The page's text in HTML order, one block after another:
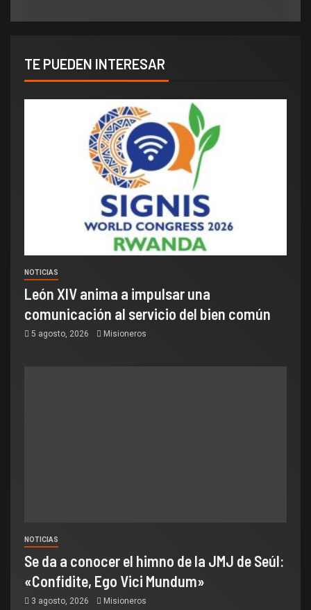
TE PUEDEN INTERESAR
NOTICIAS
León XIV anima a impulsar una
comunicación al servicio del bien común
5 agosto, 2026 Misioneros
NOTICIAS
Se da a conocer el himno de la JMJ de Seúl:
«Confidite, Ego Vici Mundum»
3 agosto, 2026 Misioneros